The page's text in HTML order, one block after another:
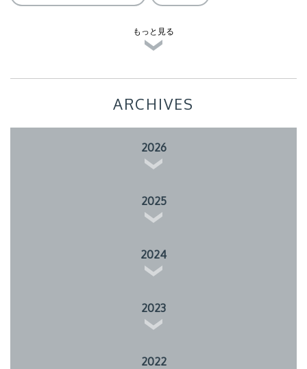
もっと見る
ARCHIVES
2026
2025
2024
2023
2022